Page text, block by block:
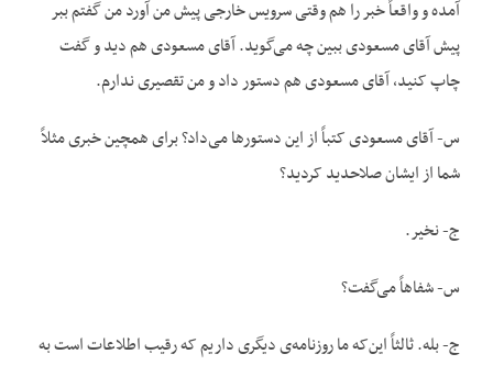
آمده و واقعاً خبر را هم وقتی سرویس خارجی پیش من آورد من گفتم ببر
پیش آقای مسعودی ببین چه می‌گوید. آقای مسعودی هم دید و گفت
چاپ کنید، آقای مسعودی هم دستور داد و من تقصیری ندارم.
س- آقای مسعودی کتباً از این دستورها می‌داد؟ برای همچین خبری مثلاً
شما از ایشان صلاحدید کردید؟
ج- نخیر.
س- شفاهاً می‌گفت؟
ج- بله. ثالثاً این‌که ما روزنامه‌ی دیگری داریم که رقیب اطلاعات است به